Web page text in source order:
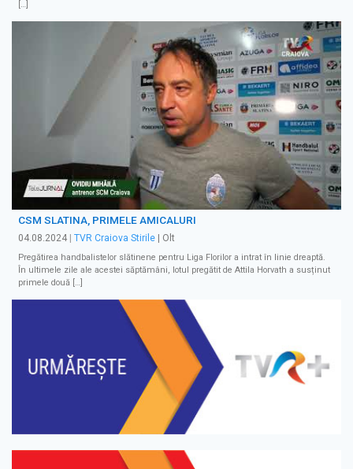
[…]
CSM SLATINA, PRIMELE AMICALURI
04.08.2024 TVR Craiova Stirile | Olt
Pregătirea handbalistelor slătinene pentru Liga Florilor a intrat în linie dreaptă.
În ultimele zile ale acestei săptămâni, lotul pregătit de Attila Horvath a susținut
primele două […]